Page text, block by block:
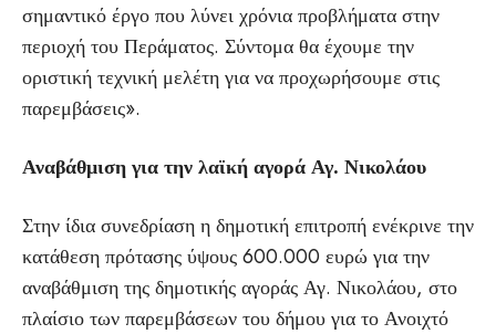
σημαντικό έργο που λύνει χρόνια προβλήματα στην
περιοχή του Περάματος. Σύντομα θα έχουμε την
οριστική τεχνική μελέτη για να προχωρήσουμε στις
παρεμβάσεις».
Αναβάθμιση για την λαϊκή αγορά Αγ. Νικολάου
Στην ίδια συνεδρίαση η δημοτική επιτροπή ενέκρινε την
κατάθεση πρότασης ύψους 600.000 ευρώ για την
αναβάθμιση της δημοτικής αγοράς Αγ. Νικολάου, στο
πλαίσιο των παρεμβάσεων του δήμου για το Ανοιχτό